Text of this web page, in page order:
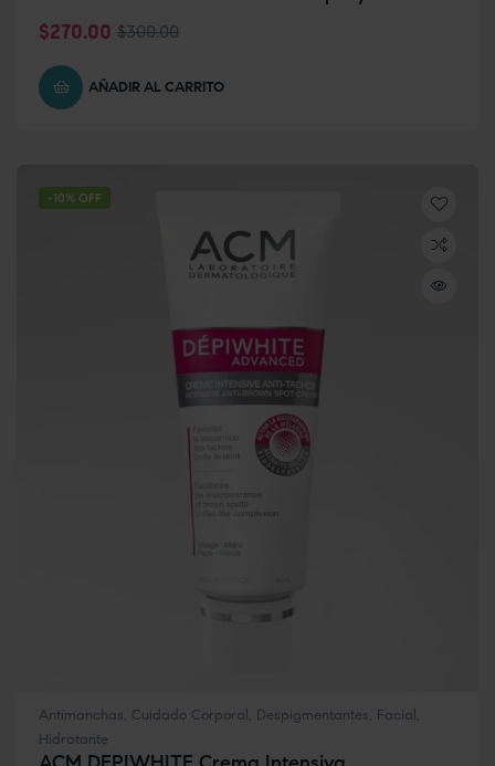
$300.00
$270.00
AÑADIR AL CARRITO
-10% OFF
Antimanchas, Cuidado Corporal , Despigmentantes, Facial ,
Hidratante